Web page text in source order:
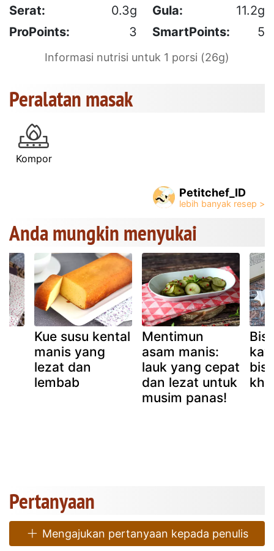
Serat: 0.3g Gula:
11.2g
ProPoints:
3 SmartPoints: 5
Informasi nutrisi untuk 1 porsi (26g)
Peralatan masak
Kompor
Petitchef_ID
Anda mungkin menyukai
Kue susu kental
manis yang
lezat dan
lembab
Mentimun
asam manis:
lauk yang cepat
dan lezat untuk
musim panas!
Pertanyaan
Mengajukan pertanyaan kepada penulis